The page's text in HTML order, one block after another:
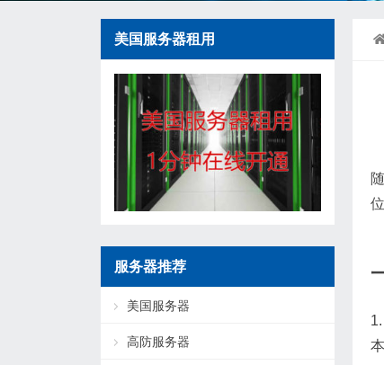
美国服务器租用
服务器推荐
美国服务器
高防服务器